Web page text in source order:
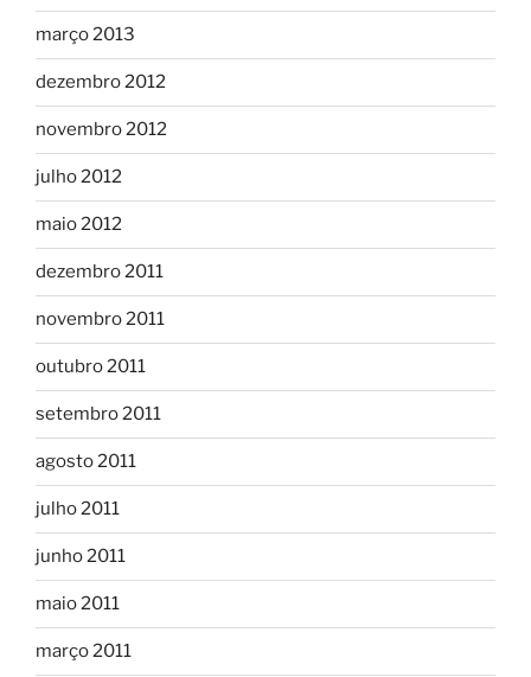
março 2013
dezembro 2012
novembro 2012
julho 2012
maio 2012
dezembro 2011
novembro 2011
outubro 2011
setembro 2011
agosto 2011
julho 2011
junho 2011
maio 2011
março 2011